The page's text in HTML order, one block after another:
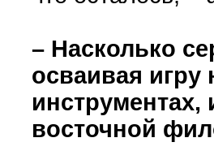
– Насколько
осваивая игру
инструментах,
восточной